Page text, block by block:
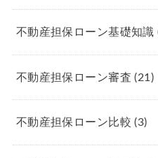
不動産担保ローン基礎知識
不動産担保ローン審査(21)
不動産担保ローン比較(3)